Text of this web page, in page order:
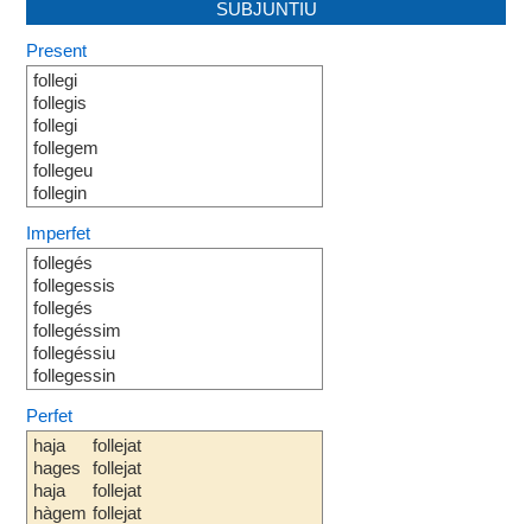
SUBJUNTIU
Present
follegi
follegis
follegi
follegem
follegeu
follegin
Imperfet
follegés
follegessis
follegés
follegéssim
follegéssiu
follegessin
Perfet
haja
hages
haja
hàgem
follejat
follejat
follejat
follejat